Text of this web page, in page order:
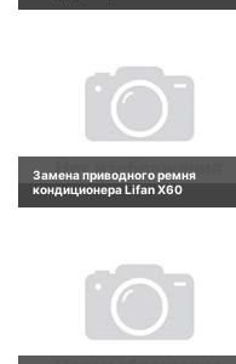
Замена приводного ремня
кондиционера Lifan X60